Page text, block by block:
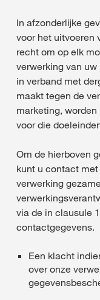
In afzonderlijke
voor het uitvoeren
recht om op elk
verwerking van
in verband met
maakt tegen de
marketing,
voor die
Om de hierboven
kunt u contact
verwerking
via de in clausule
contactgegevens.
Een klacht
over onze